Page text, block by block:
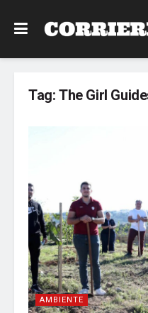
Tag:The Girl
AMBIENTE